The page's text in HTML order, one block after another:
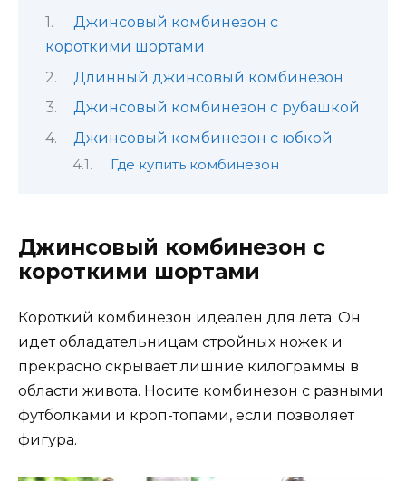
Джинсовый комбинезон с
короткими шортами
Длинный джинсовый комбинезон
Джинсовый комбинезон с рубашкой
Джинсовый комбинезон с юбкой
Где купить комбинезон
Джинсовый комбинезон с
короткими шортами
Короткий комбинезон идеален для лета. Он
идет обладательницам стройных ножек и
прекрасно скрывает лишние килограммы в
области живота. Носите комбинезон с разными
футболками и кроп-топами, если позволяет
фигура.